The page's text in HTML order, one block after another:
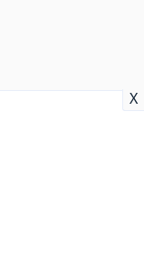
X